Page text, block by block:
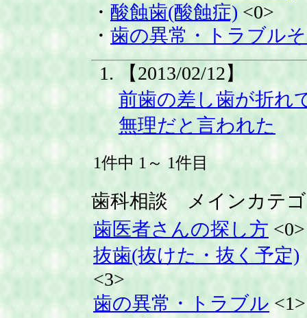
・ 酸蝕歯(酸蝕症) <0>
・歯の異常・トラブル
【2013/02/12】
前歯の差し歯が折れ
無理だと言われた
1件中 1～ 1件目
歯科相談 メインカテ
歯医者さんの探し方 <0>
抜歯(抜けた・抜く予定)
<3>
歯の異常・トラブル<1>